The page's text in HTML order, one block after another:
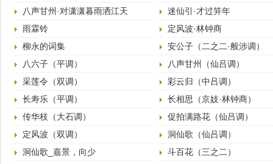
八声甘州·对潇潇暮雨洒江天
迷仙引·才过笄年
雨霖铃
定风波·林钟商
柳永的词集
安公子（二之二·般涉调）
八六子（平调）
八声甘州（仙吕调）
采莲令（双调）
彩云归（中吕调）
长寿乐（平调）
长相思（京妓·林钟商）
传华枝（大石调）
促拍满路花（仙吕调）
定风波（双调）
洞仙歌（仙吕调）
洞仙歌_嘉景，向少
斗百花（三之二）